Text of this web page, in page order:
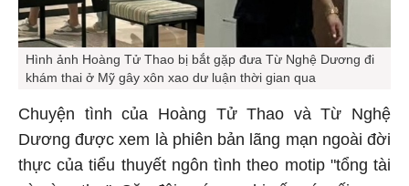
Hình ảnh Hoàng Tử Thao bị bắt gặp đưa Từ Nghệ Dương đi
khám thai ở Mỹ gây xôn xao dư luận thời gian qua
Chuyện tình của Hoàng Tử Thao và Từ Nghệ
Dương được xem là phiên bản lãng mạn ngoài đời
thực của tiểu thuyết ngôn tình theo motip "tổng tài